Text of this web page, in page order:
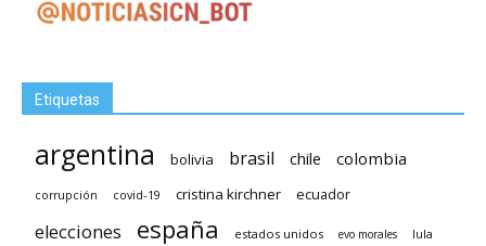
Etiquetas
argentina bolivia brasil chile colombia
corrupción covid-19 cristina kirchner ecuador
elecciones españa estados unidos evo morales lula